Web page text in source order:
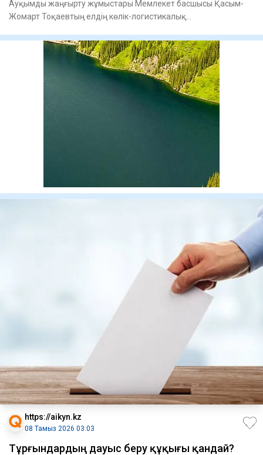
Ауқымды жаңғырту жұмыстары Мемлекет басшысы Қасым-
Жомарт Тоқаевтың елдің көлік-логистикалық
https://aikyn.kz
08 Тамыз 2026 03:03
Тұрғындардың дауыс беру құқығы қандай?